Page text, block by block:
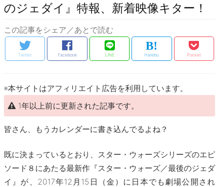
のジェダイ』特報、新着映像キター！
この記事をシェア／あとで読む
Twitter Facebook LINE Hatebu Pocket
※本サイトはアフィリエイト広告を利用しています。
1年以上前に更新された記事です。
皆さん、もうカレンダーに書き込んでるよね？
既に決まっているとおり、スター・ウォーズシリーズのエピ
ソード８にあたる最新作『スター・ウォーズ／最後のジェダ
イ』が、2017年12月15日（金）に日本でも劇場公開され